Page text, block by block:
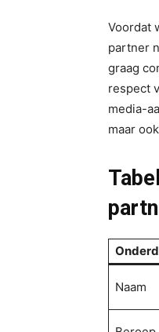
Voordat
partner
graag
respect
media-
maar
Naam